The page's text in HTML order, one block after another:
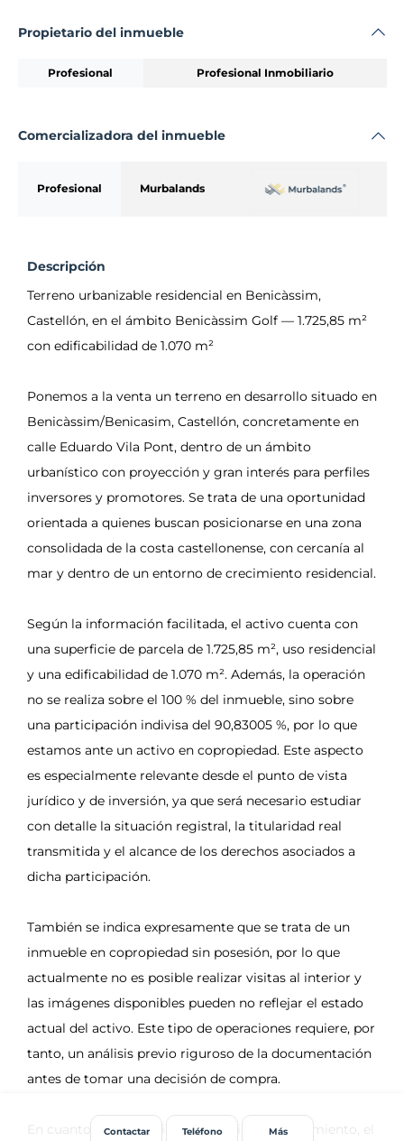
Propietario del inmueble
Profesional Profesional Inmobiliario
Comercializadora del inmueble
Profesional Murbalands
Descripción
Contactar Teléfono Más